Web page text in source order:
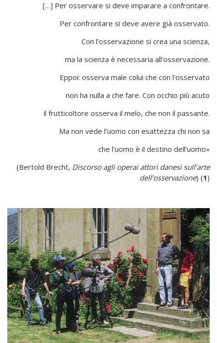
[…] Per osservare si deve imparare a confrontare.
Per confrontare si deve avere già osservato.
Con l’osservazione si crea una scienza,
ma la scienza è necessaria all’osservazione.
Eppoi: osserva male colui che con l’osservato
non ha nulla a che fare. Con occhio più acuto
il frutticoltore osserva il melo, che non il passante.
Ma non vede l’uomo con esattezza chi non sa
che l’uomo è il destino dell’uomo»
(Bertold Brecht, Discorso agli operai attori danesi sull’arte
dell’osservazione) (1)